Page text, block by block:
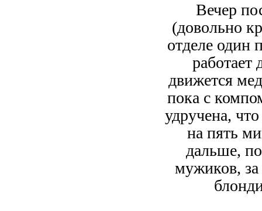
Вечер
(довольно
отделе один
работает
движется
пока с
удручена,
на пять
дальше,
мужиков,